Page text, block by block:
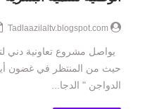
Tadlaazilaltv.blogspot.com
يواصل مشروع تعاونية دني
حيث من المنتظر في غضون
الدواجن " الدجا...